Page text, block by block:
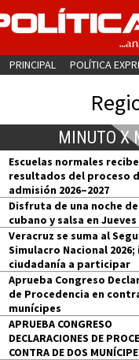
PRINCIPAL POLÍTICA
MINUTO X
Escuelas normales
resultados del proceso
admisión 2026–2027
Disfruta de una noche
cubano y salsa en
Veracruz se suma al
Simulacro Nacional
ciudadanía a participar
Aprueba Congreso
de Procedencia en
munícipes
APRUEBA CONGRESO
DECLARACIONES DE
CONTRA DE DOS